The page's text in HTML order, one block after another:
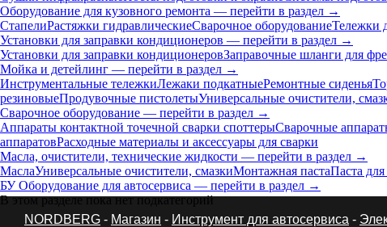
Оборудование для кузовного ремонта — перейти в раздел →
СтапелиРастяжки гидравлическиеСварочное оборудованиеТележки
Установки для заправки кондиционеров — перейти в раздел →
Установки для заправки кондиционеровЗаправочные шланги для
Мойка и детейлинг — перейти в раздел →
Инструментальные тележкиЛежаки подкатныеРемонтные сиденья
резиновыеПродувочные пистолетыУниверсальные очистители,
Сварочное оборудование — перейти в раздел →
Аппараты контактной точечной сварки cпоттерыСварочные
аппаратовРасходные материалы и аксессуары для сварки
Масла, очистители, технические жидкости — перейти в раздел →
МаслаУниверсальные очистители, смазкиМонтажная пастаПаста
БУ Оборудование для автосервиса — перейти в раздел →
В этом разделе пока нет подкатегорий
NORDBERG - Магазин - Инструмент для автосервиса -